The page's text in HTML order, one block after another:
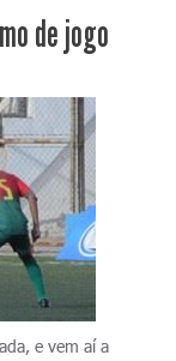
de jogo
e vem aí a